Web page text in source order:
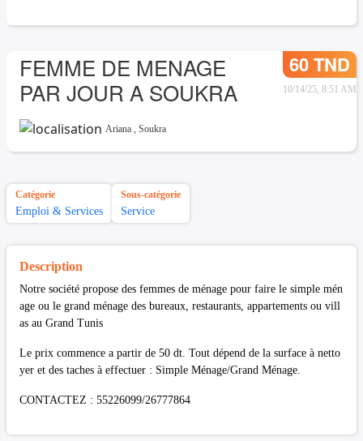
FEMME DE MENAGE
PAR JOUR A SOUKRA
60 TND
10/14/25, 8:51 AM
Ariana , Soukra
Catégorie
Emploi & Services
Sous-catégorie
Service
Description
Notre société propose des femmes de ménage pour faire le simple mén
age ou le grand ménage des bureaux, restaurants, appartements ou vill
as au Grand Tunis
Le prix commence a partir de 50 dt. Tout dépend de la surface à netto
yer et des taches à effectuer : Simple Ménage/Grand Ménage.
CONTACTEZ : 55226099/26777864